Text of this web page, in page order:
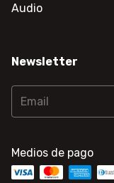
Audio
Newsletter
Medios de pago